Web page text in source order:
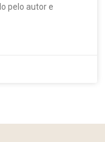
pelo autor e